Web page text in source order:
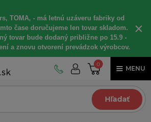
TOMA, - má letnú uzáveru fabriky od
čase doručujeme len tovar skladom.
tovar bude dodaný približne po 15.9 -
a znovu otvorení prevádzok výrobcov.
×
0
MENU
Hľadať